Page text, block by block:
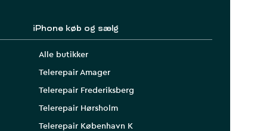
iPhone køb og sælg
Alle butikker
Telerepair Amager
Telerepair Frederiksberg
Telerepair Hørsholm
Telerepair København K